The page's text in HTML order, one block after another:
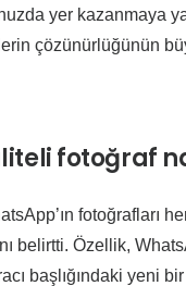
yer kazanmaya
çözünürlüğünün
fotoğraf
fotoğrafları
belirtti. Özellik,
başlığındaki yeni